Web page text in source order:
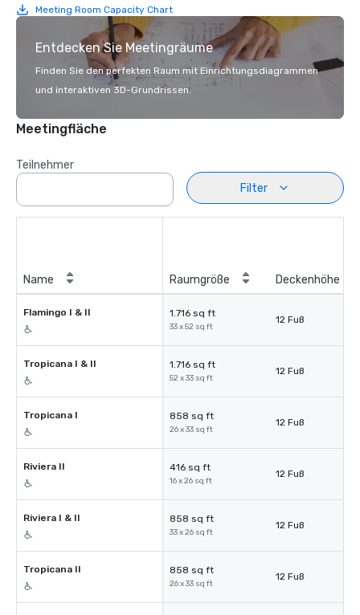
Meeting Room Capacity Chart
Entdecken Sie Meetingräume
Finden Sie den perfekten Raum mit Einrichtungsdiagrammen
und interaktiven 3D-Grundrissen.
Meetingfläche
Teilnehmer
Filter
Name Raumgröße Deckenhöhe
Flamingo I & II 1.716 sq ft
33 x 52 sq ft
12 Fuß
Tropicana I & II 1.716 sq ft
52 x 33 sq ft
12 Fuß
Tropicana I 858 sq ft
26 x 33 sq ft
12 Fuß
Riviera II 416 sq ft
16 x 26 sq ft
12 Fuß
Riviera I & II 858 sq ft
33 x 26 sq ft
12 Fuß
Tropicana II 858 sq ft
26 x 33 sq ft
12 Fuß